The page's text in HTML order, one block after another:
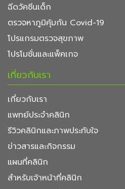
ฉีดวัคซีนเด็ก
ตรวจหาภูมิคุ้มกัน Covid-19
โปรแกรมตรวจสุขภาพ
โปรโมชั่นและแพ็คเกจ
เกี่ยวกับเรา
เกี่ยวกับเรา
แพทย์ประจำคลินิก
รีวิวคลินิกและภาพประทับใจ
ข่าวสารและกิจกรรม
แผนที่คลินิก
สำหรับเจ้าหน้าที่คลินิก